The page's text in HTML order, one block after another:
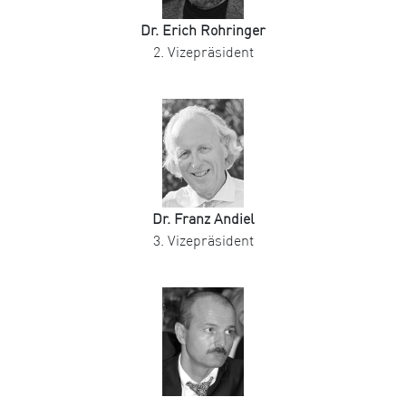
Dr. Erich Rohringer
2. Vizepräsident
Dr. Franz Andiel
3. Vizepräsident